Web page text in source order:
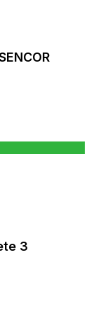
3